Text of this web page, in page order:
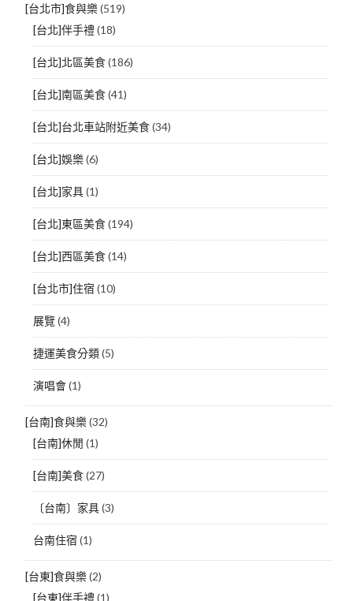
[台北市]食與樂(519)
[台北]伴手禮(18)
[台北]北區美食(186)
[台北]南區美食(41)
[台北]台北車站附近美食(34)
[台北]娛樂(6)
[台北]家具(1)
[台北]東區美食(194)
[台北]西區美食(14)
[台北市]住宿 (10)
展覽(4)
捷運美食分類(5)
演唱會(1)
[台南]食與樂(32)
[台南]休閒 (1)
[台南]美食(27)
〔台南〕家具(3)
台南住宿 (1)
[台東]食與樂(2)
[台東]伴手禮(1)